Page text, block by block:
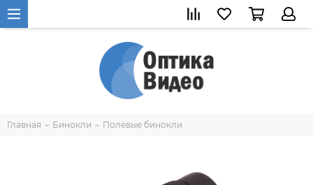
Главная Бинокли Полевые бинокли